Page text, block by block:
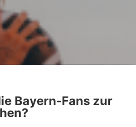
Bayern-Fans zur